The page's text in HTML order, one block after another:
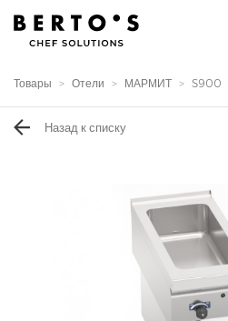
Товары Отели МАРМИТ S900
Назад к списку